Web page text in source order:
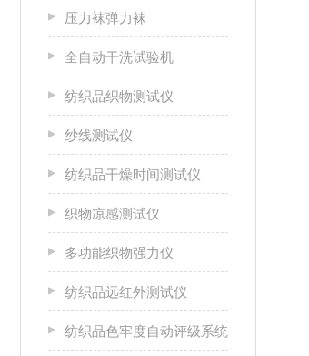
压力袜弹力袜
全自动干洗试验机
纺织品织物测试仪
纱线测试仪
纺织品干燥时间测试仪
织物凉感测试仪
多功能织物强力仪
纺织品远红外测试仪
纺织品色牢度自动评级系统